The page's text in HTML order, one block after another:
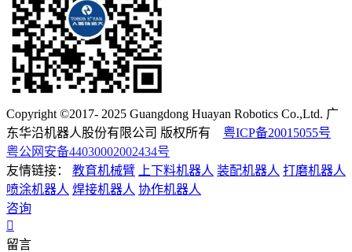
Copyright ©2017- 2025 Guangdong Huayan Robotics Co.,Ltd. 广
东华沿机器人股份有限公司 版权所有 粤ICP备20015055号
粤公网安备44030002002434号
友情链接：
教育机械臂 上下料机器人 装配机器人 打磨机器人
喷涂机器人 焊接机器人 协作机器人
咨询
留言